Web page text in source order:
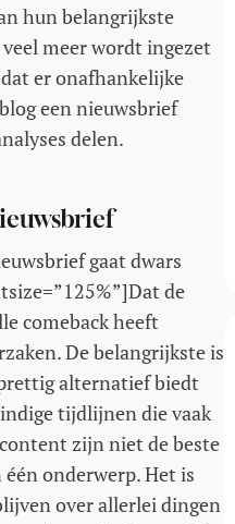
hun belangrijkste
meer wordt ingezet
er onafhankelijke
een nieuwsbrief
delen.
gaat dwars
de
comeback heeft
De belangrijkste is
alternatief biedt
tijdlijnen die vaak
zijn niet de beste
onderwerp. Het is
over allerlei dingen